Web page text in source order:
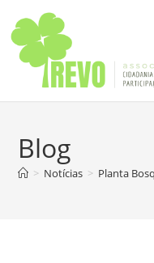
Blog
> Notícias > Planta